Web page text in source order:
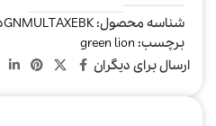
شناسه محصول:GNMULTAXEBK
برچسب: green lion
ارسال برای دیگران